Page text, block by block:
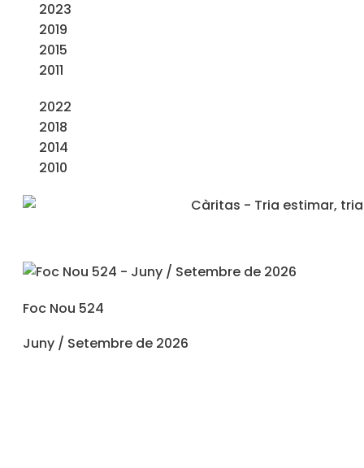
2023
2019
2015
2011
2022
2018
2014
2010
Foc Nou 524
Juny / Setembre de 2026